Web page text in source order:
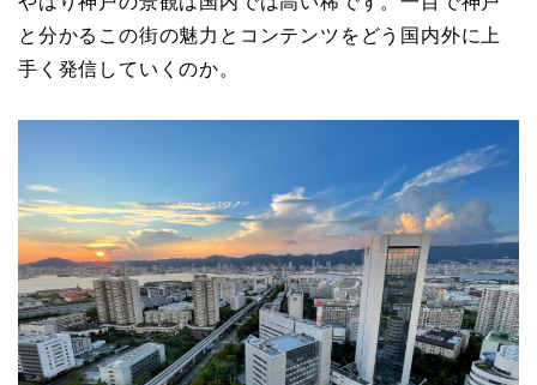
と分かるこの街の魅力とコンテンツをどう国内外に上
手く発信していくのか。